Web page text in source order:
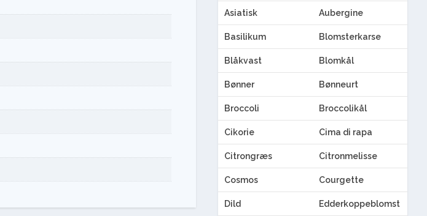
Asiatisk Aubergine
Basilikum Blomsterkarse
Blåkvast Blomkål
Bønner Bønneurt
Broccoli Broccolikål
Cikorie Cima di rapa
Citrongræs Citronmelisse
Cosmos Courgette
Dild Edderkoppeblomst